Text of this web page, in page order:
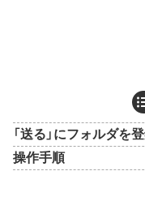
「送る」にフォルダを
操作手順